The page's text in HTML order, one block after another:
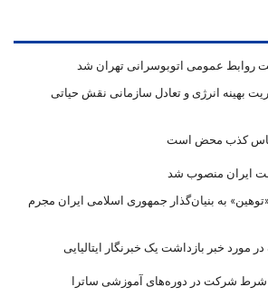
روابط عمومی اتوبوسرانی تهران شد
بهینه انرژی و تعادل سازمانی نقش حیاتی
کذب محض است
ایران منصوب شد
به بنیان‌گذار جمهوری اسلامی ایران مجرم
مورد خبر بازداشت یک خبرنگار ایتالیایی
شرط شرکت در دوره‌های آموزشی ساترا